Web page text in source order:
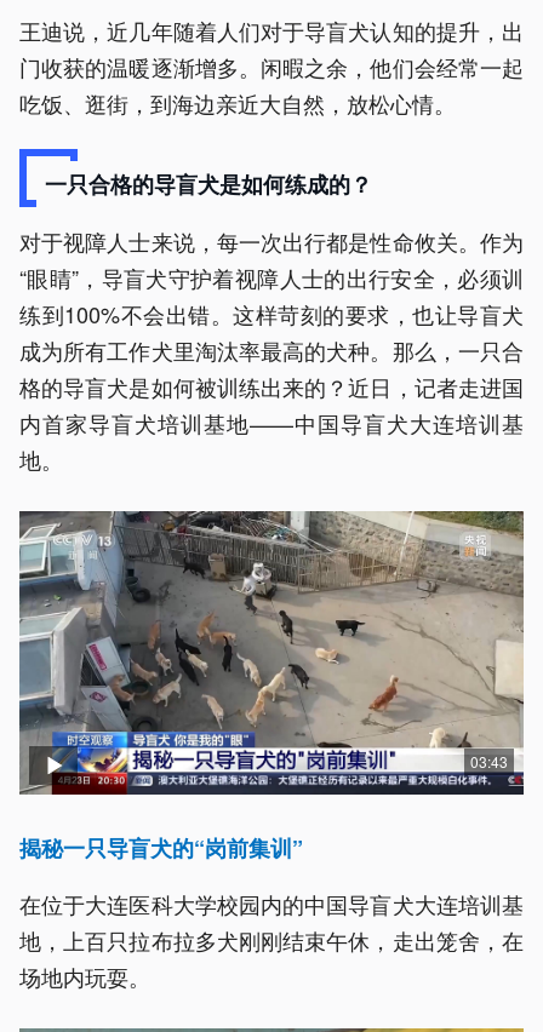
王迪说，近几年随着人们对于导盲犬认知的提升，出
门收获的温暖逐渐增多。闲暇之余，他们会经常一起
吃饭、逛街，到海边亲近大自然，放松心情。
一只合格的导盲犬是如何练成的？
对于视障人士来说，每一次出行都是性命攸关。作为
“眼睛”，导盲犬守护着视障人士的出行安全，必须训
练到100%不会出错。这样苛刻的要求，也让导盲犬
成为所有工作犬里淘汰率最高的犬种。那么，一只合
格的导盲犬是如何被训练出来的？近日，记者走进国
内首家导盲犬培训基地——中国导盲犬大连培训基
地。
03:43
揭秘一只导盲犬的“岗前集训”
在位于大连医科大学校园内的中国导盲犬大连培训基
地，上百只拉布拉多犬刚刚结束午休，走出笼舍，在
场地内玩耍。